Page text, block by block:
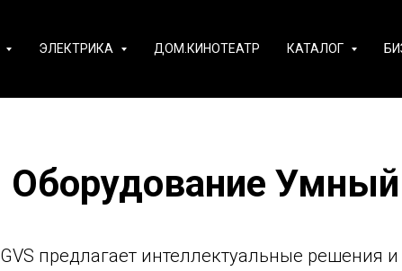
ЭЛЕКТРИКА ДОМ.КИНОТЕАТР КАТАЛОГ
Оборудование
GVS предлагает интеллектуальные решения